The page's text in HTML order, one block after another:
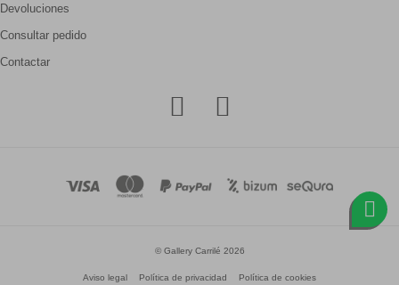
Devoluciones
Consultar pedido
Contactar
© Gallery Carrilé 2026
Aviso legal Política de privacidad Política de cookies